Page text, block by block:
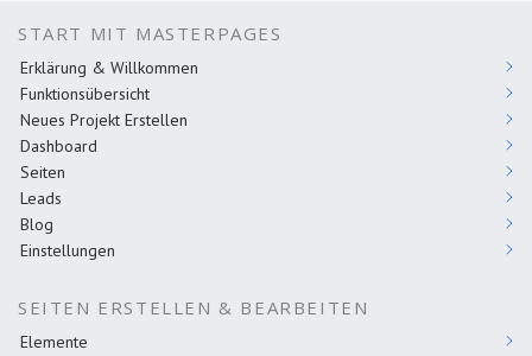
START MIT MASTERPAGES
Erklärung & Willkommen
Funktionsübersicht
Neues Projekt Erstellen
Dashboard
Seiten
Leads
Blog
Einstellungen
SEITEN ERSTELLEN & BEARBEITEN
Elemente